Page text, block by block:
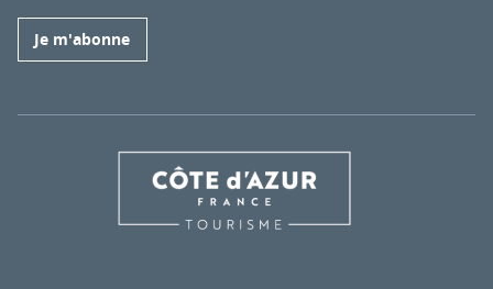
Je m'abonne